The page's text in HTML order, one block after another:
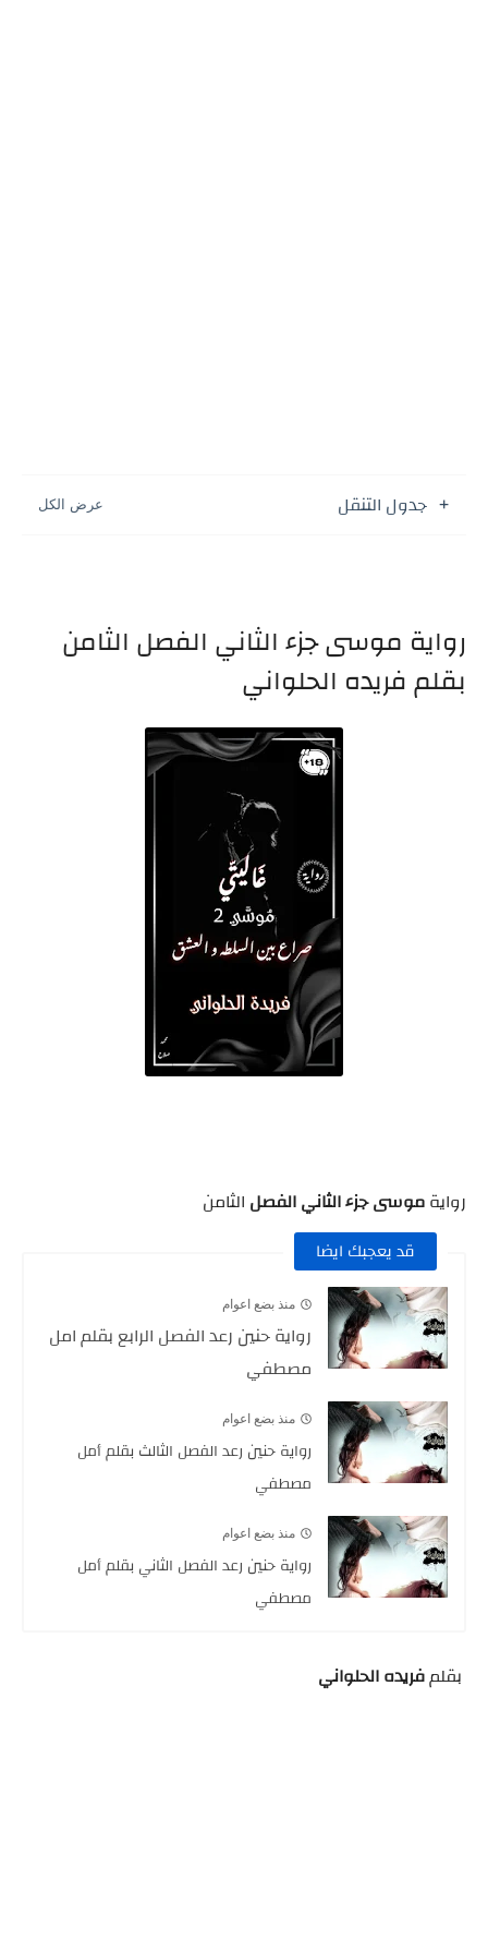
جدول التنقل
رواية موسى جزء الثاني الفصل الثامن
بقلم فريده الحلواني
روايةموسى جزء الثاني الفصل الثامن
قد يعجبك ايضا
منذ بضع اعوام
رواية حنين رعد الفصل الرابع بقلم امل
مصطفي
منذ بضع اعوام
رواية حنين رعد الفصل الثالث بقلم أمل
مصطفي
منذ بضع اعوام
رواية حنين رعد الفصل الثاني بقلم أمل
مصطفي
بقلمفريده الحلواني